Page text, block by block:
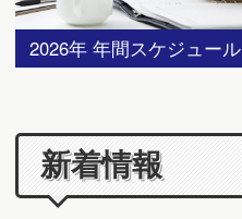
2026年 年間スケジュール
新着情報